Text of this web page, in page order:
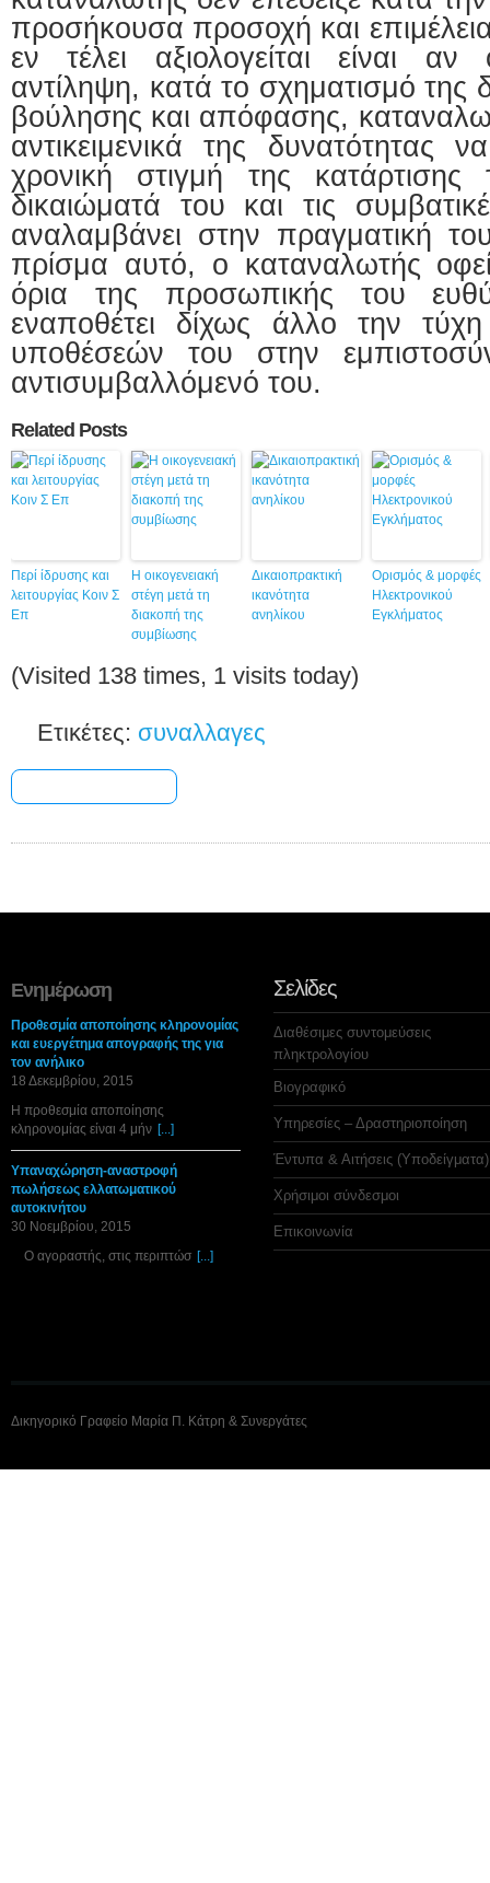
προσήκουσα προσοχή και
εν τέλει αξιολογείται είναι
αντίληψη, κατά το σχηματισμό της
βούλησης και απόφασης,
αντικειμενικά της δυνατότητας
χρονική στιγμή της
δικαιώματά του και τις
αναλαμβάνει στην πραγματική
πρίσμα αυτό, ο καταναλωτής
όρια της προσωπικής του
εναποθέτει δίχως άλλο την
υποθέσεών του στην
αντισυμβαλλόμενό του.
Related Posts
Περί ίδρυσης και
λειτουργίας Κοιν Σ
Επ
Η οικογενειακή
στέγη μετά τη
διακοπή της
συμβίωσης
Δικαιοπρακτική
ικανότητα
ανηλίκου
Ορισμός & μορφές
Ηλεκτρονικού
Εγκλήματος
(Visited 138 times, 1 visits today)
Ετικέτες: συναλλαγες
Ενημέρωση
Προθεσμία αποποίησης κληρονομίας
και ευεργέτημα απογραφής της για
τον ανήλικο
18 Δεκεμβρίου, 2015
Η προθεσμία αποποίησης
κληρονομίας είναι 4 μήν [...]
Υπαναχώρηση-αναστροφή
πωλήσεως ελλατωματικού
αυτοκινήτου
30 Νοεμβρίου, 2015
Ο αγοραστής, στις περιπτώσ [...]
Σελίδες
Διαθέσιμες συντομεύσεις
πληκτρολογίου
Βιογραφικό
Υπηρεσίες – Δραστηριοποίηση
Έντυπα & Αιτήσεις (Υποδείγματα)
Χρήσιμοι σύνδεσμοι
Επικοινωνία
Δικηγορικό Γραφείο Μαρία Π. Κάτρη & Συνεργάτες